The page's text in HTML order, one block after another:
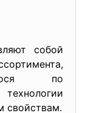
собой
по
свойствам.